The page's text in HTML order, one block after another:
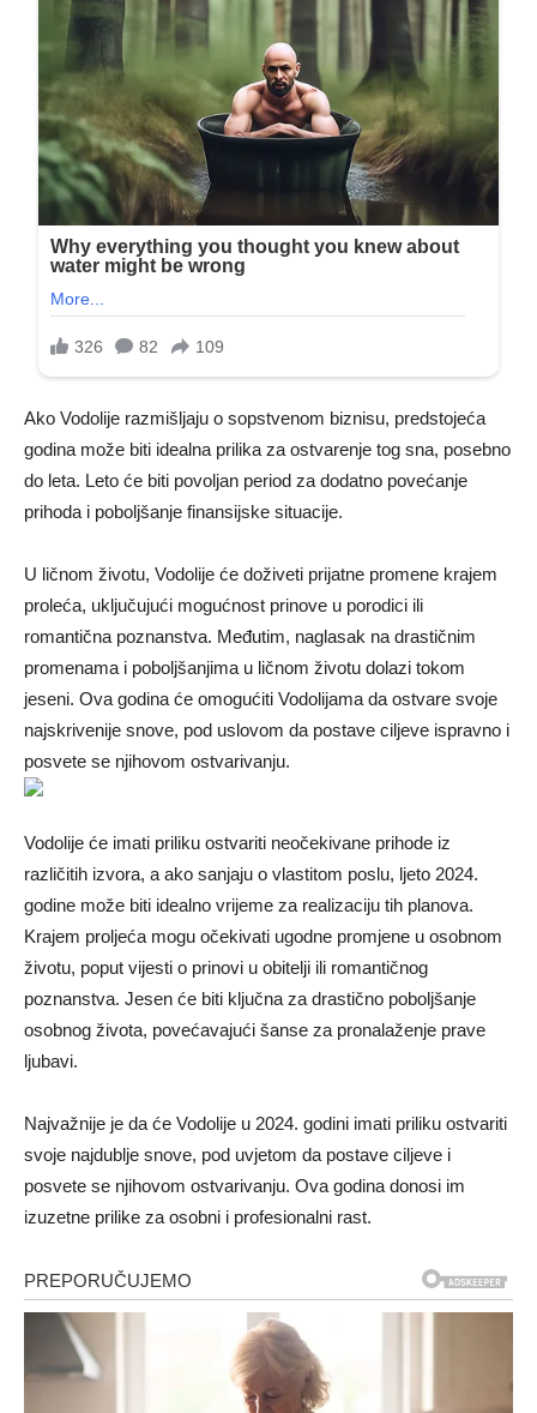
Ako Vodolije razmišljaju o sopstvenom biznisu, predstojeća
godina može biti idealna prilika za ostvarenje tog sna, posebno
do leta. Leto će biti povoljan period za dodatno povećanje
prihoda i poboljšanje finansijske situacije.
U ličnom životu, Vodolije će doživeti prijatne promene krajem
proleća, uključujući mogućnost prinove u porodici ili
romantična poznanstva. Međutim, naglasak na drastičnim
promenama i poboljšanjima u ličnom životu dolazi tokom
jeseni. Ova godina će omogućiti Vodolijama da ostvare svoje
najskrivenije snove, pod uslovom da postave ciljeve ispravno i
posvete se njihovom ostvarivanju.
Vodolije će imati priliku ostvariti neočekivane prihode iz
različitih izvora, a ako sanjaju o vlastitom poslu, ljeto 2024.
godine može biti idealno vrijeme za realizaciju tih planova.
Krajem proljeća mogu očekivati ugodne promjene u osobnom
životu, poput vijesti o prinovi u obitelji ili romantičnog
poznanstva. Jesen će biti ključna za drastično poboljšanje
osobnog života, povećavajući šanse za pronalaženje prave
ljubavi.
Najvažnije je da će Vodolije u 2024. godini imati priliku ostvariti
svoje najdublje snove, pod uvjetom da postave ciljeve i
posvete se njihovom ostvarivanju. Ova godina donosi im
izuzetne prilike za osobni i profesionalni rast.